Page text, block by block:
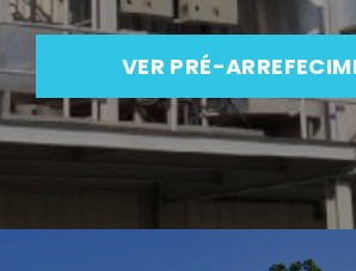
VER PRÉ-